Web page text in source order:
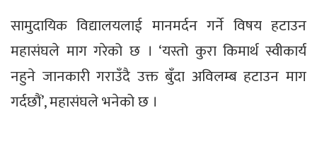
सामुदायिक विद्यालयलाई मानमर्दन गर्ने विषय हटाउन
महासंघले माग गरेको छ । ‘यस्तो कुरा किमार्थ स्वीकार्य
नहुने जानकारी गराउँदै उक्त बुँदा अविलम्ब हटाउन माग
गर्दछौं’, महासंघले भनेको छ ।